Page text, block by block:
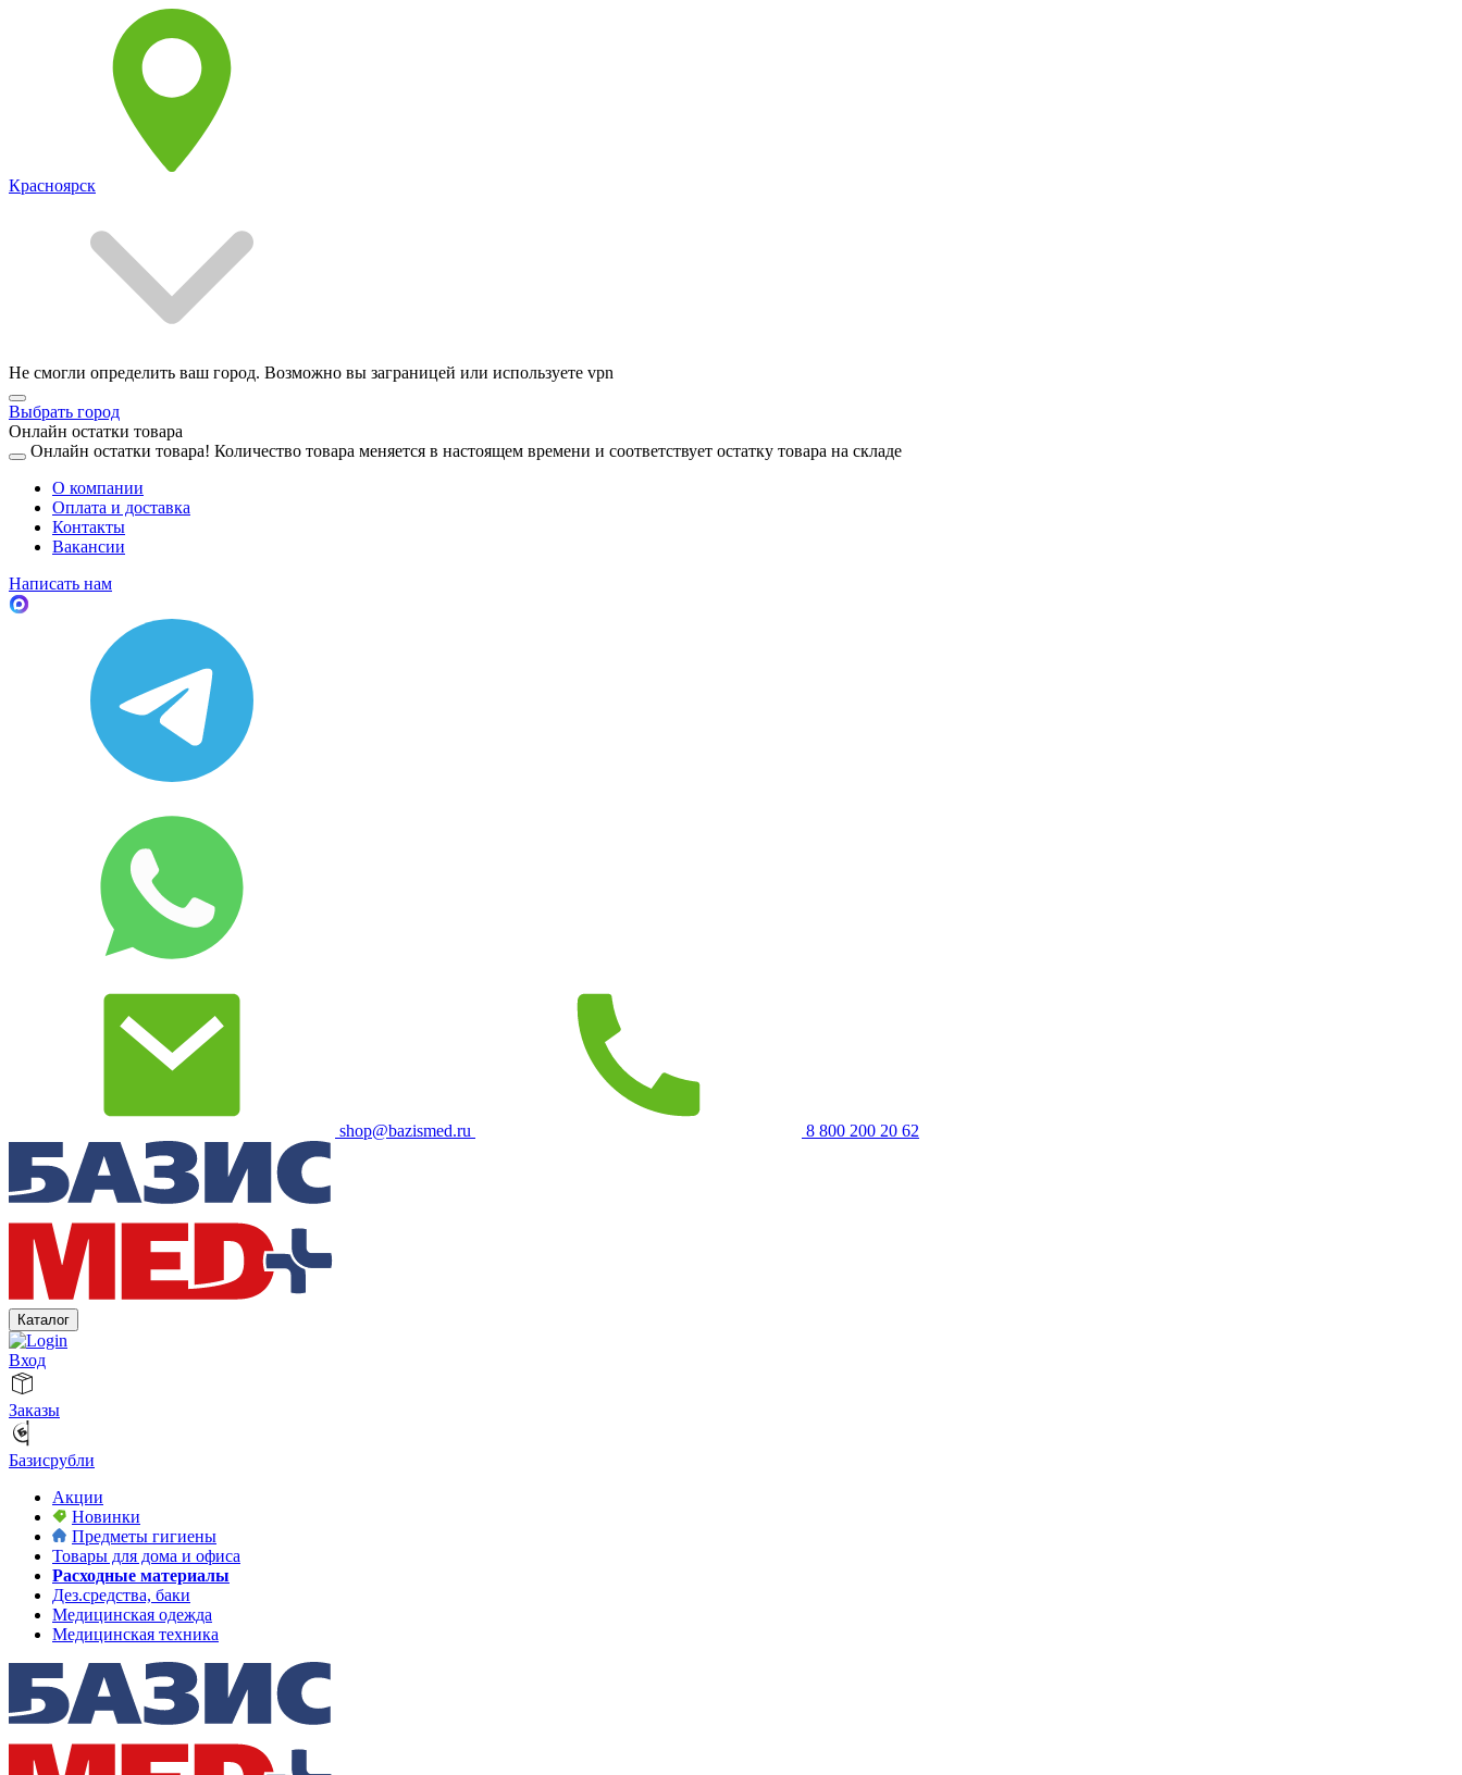
Красноярск
Не смогли определить ваш город. Возможно вы заграницей или используете vpn
Выбрать город
Онлайн остатки товара
Онлайн остатки товара! Количество товара меняется в настоящем времени и соответствует остатку товара на складе
О компании
Оплата и доставка
Контакты
Вакансии
Написать нам
shop@bazismed.ru 8 800 200 20 62
Каталог
Вход
Заказы
Базисрубли
Акции
Новинки
Предметы гигиены
Товары для дома и офиса
Расходные материалы
Дез.средства, баки
Медицинская одежда
Медицинская техника